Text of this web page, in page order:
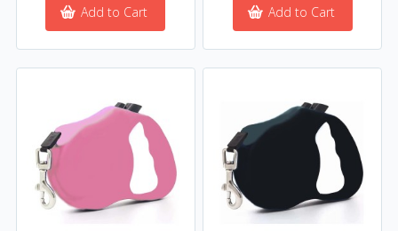
Add to Cart Add to Cart